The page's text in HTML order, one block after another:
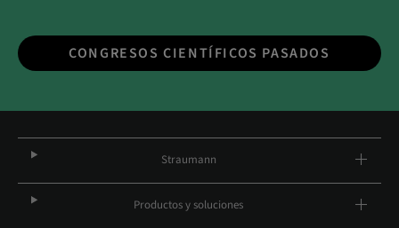
CONGRESOS CIENTÍFICOS PASADOS
Straumann
Productos y soluciones